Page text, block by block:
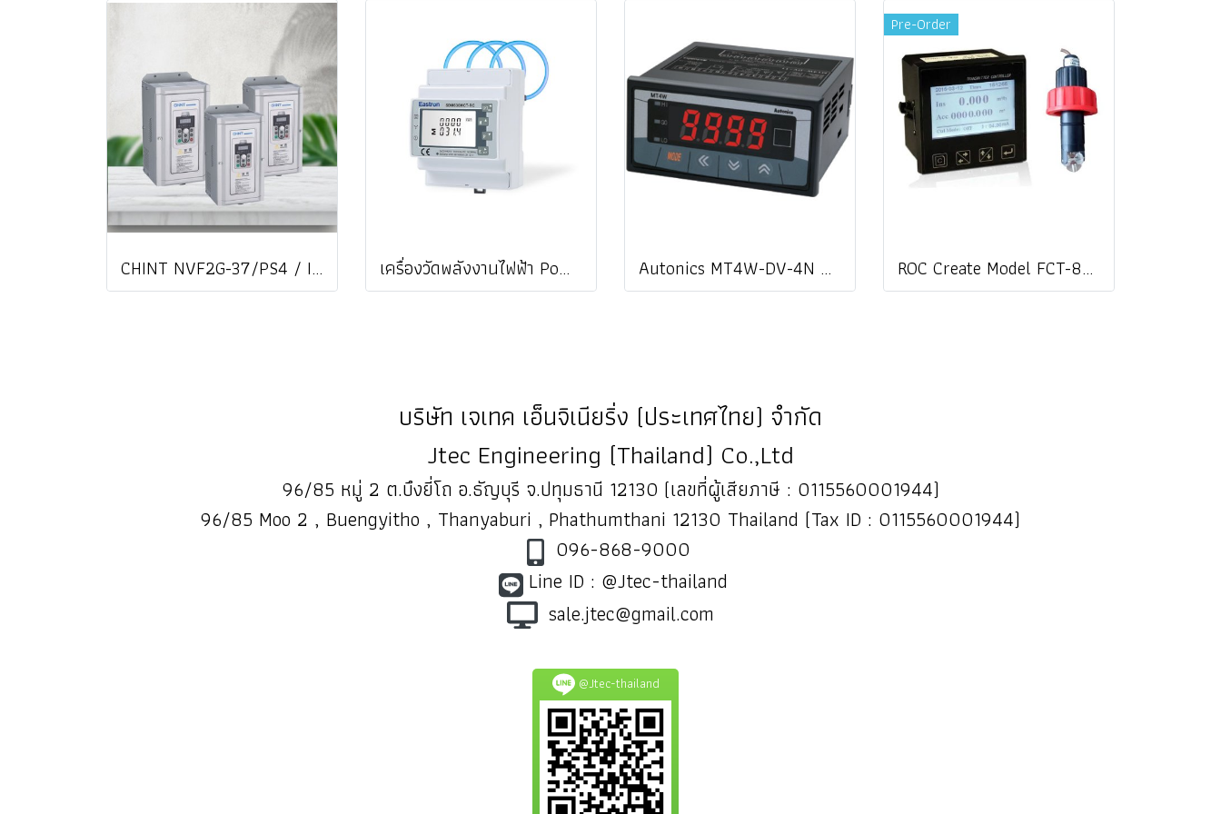
CHINT NVF2G-37/PS4 / Inverter อินเวอร์เตอร์ NVF2G General purpose variable frequency drive NVF3 Series NVF5 NEXT series / ราคา เครื่องวัดพลังงานไฟฟ้า Power Meter Eastron SDM630MCT-RC + ESCT-RC100 (1,000A) Flexible Clamp Sensor คอยล์ Rogowski ราคา Autonics MT4W-DV-4N ดิจิตอลโวลต์มิเตอร์ PANEL METER MULTI PANEL METER / ราคา MT4W-DA-4N MT4W-AA-4N MT4W-AV-4N MT4W-DV-41 MT4W-DA-41 MT4W-AA-41 MT4W-AV-41 MS4W-DV-4N MS4W-DA-4N MT4Y-DV-4N MT4Y-DA-4N MT4Y-AA-4N MT4Y-AV-4N MT4Y-AA-40 MT4Y-DA-40 MT4Y-DV-40
Pre-Order
ROC Create Model FCT-8350 (Probe sensor FLP-1600-L cable 5 M.) เครื่องวัดอัตราการไหล Flow Transmitter Flow meter / ราคา
บริษัท เจเทค เอ็นจิเนียริ่ง (ประเทศไทย) จำกัด
Jtec Engineering (Thailand) Co.,Ltd
96/85 หมู่ 2 ต.บึงยี่โถ อ.ธัญบุรี จ.ปทุมธานี 12130 (เลขที่ผู้เสียภาษี : 0115560001944)
96/85 Moo 2 , Buengyitho , Thanyaburi , Phathumthani 12130 Thailand (Tax ID : 0115560001944)
096-868-9000
Line ID : @Jtec-thailand
sale.jtec@gmail.com
@Jtec-thailand